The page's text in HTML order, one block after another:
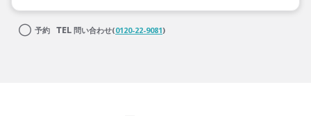
予約 問い合わせ(0120-22-9081)